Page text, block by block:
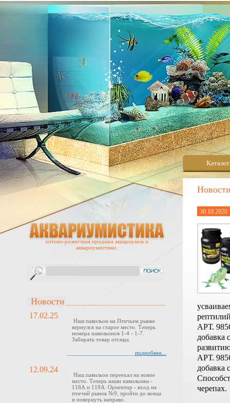
Каталог
30.10.2020
АРТ.
добавка
АРТ.
добавка
черепах.
оптово-розничная продажа аквариумов и
аквариумистики.
Новости
17.02.25
Наш павильон на Птичьем рынке
вернулся на старое место. Теперь
номера павильонов 1-4 - 1-7.
Забирать товар отсюда.
подробнее...
12.09.24
Наш павильон переехал на новое
место. Теперь наши павильоны -
118А и 119А. Ориентир - вход на
птичий рынок №9, пройти до конца
и повернуть направо.